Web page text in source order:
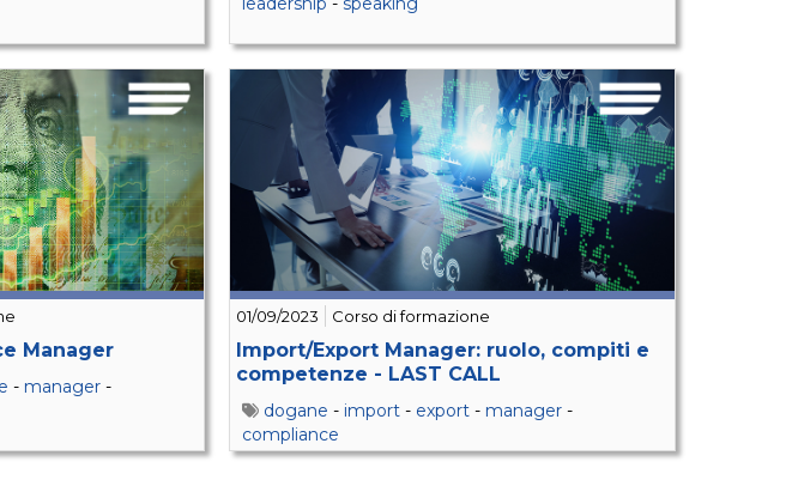
Manager
- manager -
01/09/2023 Corso di formazione
Import/Export Manager: ruolo, compiti e
competenze - LAST CALL
dogane - import- export- manager-
compliance